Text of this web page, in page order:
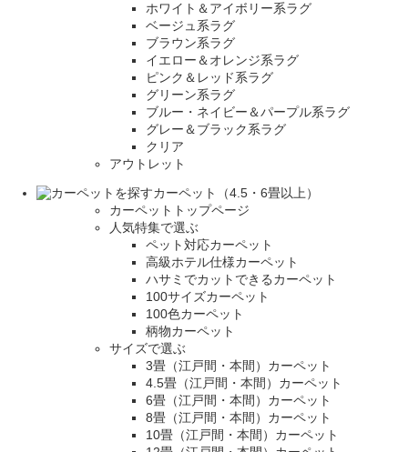
ホワイト＆アイボリー系ラグ
ベージュ系ラグ
ブラウン系ラグ
イエロー＆オレンジ系ラグ
ピンク＆レッド系ラグ
グリーン系ラグ
ブルー・ネイビー＆パープル系ラグ
グレー＆ブラック系ラグ
クリア
アウトレット
カーペット（4.5・6畳以上）
カーペットトップページ
人気特集で選ぶ
ペット対応カーペット
高級ホテル仕様カーペット
ハサミでカットできるカーペット
100サイズカーペット
100色カーペット
柄物カーペット
サイズで選ぶ
3畳（江戸間・本間）カーペット
4.5畳（江戸間・本間）カーペット
6畳（江戸間・本間）カーペット
8畳（江戸間・本間）カーペット
10畳（江戸間・本間）カーペット